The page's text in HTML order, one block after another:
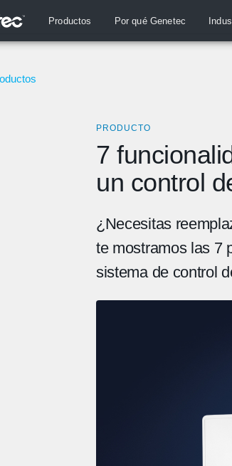
Productos Por qué Genetec
PRODUCTO
7
un control
¿Necesitas
te mostramos las 7
sistema de control